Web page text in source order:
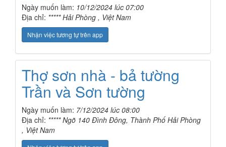
Ngày muốn làm: 10/12/2024 lúc 07:00
Địa chỉ: ***** Hải Phòng , Việt Nam
Nhận việc tương tự trên app
Thợ sơn nhà - bả tường
Trần và Sơn tường
Ngày muốn làm: 7/12/2024 lúc 08:00
Địa chỉ: ***** Ngõ 140 Đình Đông, Thành Phố Hải Phòng
, Việt Nam